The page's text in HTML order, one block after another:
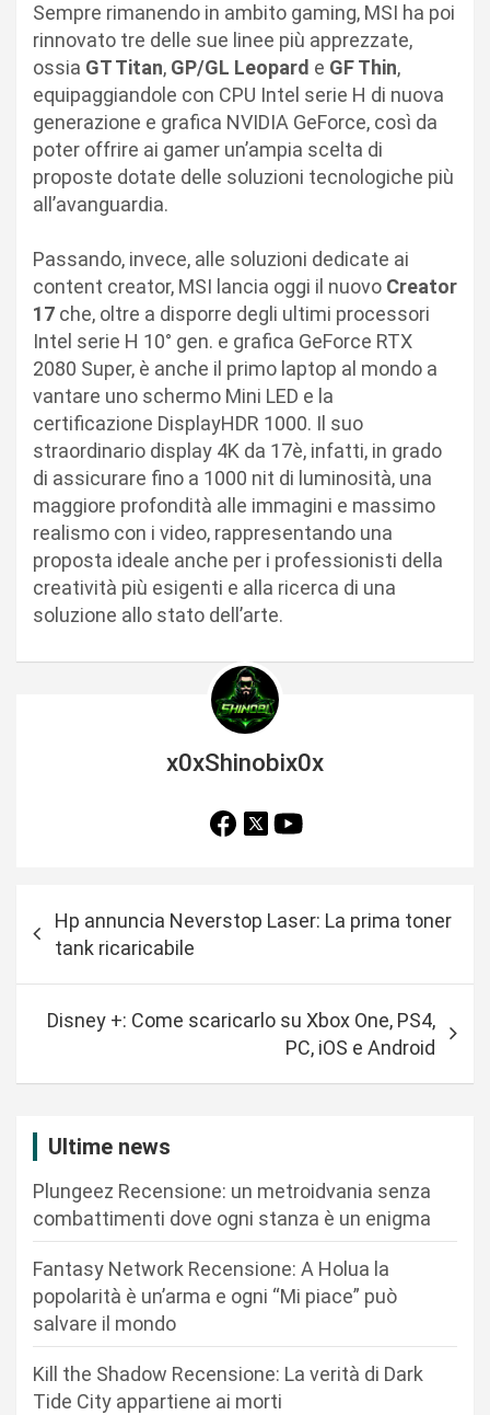
Sempre rimanendo in ambito gaming, MSI ha poi
rinnovato tre delle sue linee più apprezzate,
ossia GT Titan, GP/GL Leopard e GF Thin,
equipaggiandole con CPU Intel serie H di nuova
generazione e grafica NVIDIA GeForce, così da
poter offrire ai gamer un’ampia scelta di
proposte dotate delle soluzioni tecnologiche più
all’avanguardia.
Passando, invece, alle soluzioni dedicate ai
content creator, MSI lancia oggi il nuovo Creator
17 che, oltre a disporre degli ultimi processori
Intel serie H 10° gen. e grafica GeForce RTX
2080 Super, è anche il primo laptop al mondo a
vantare uno schermo Mini LED e la
certificazione DisplayHDR 1000. Il suo
straordinario display 4K da 17è, infatti, in grado
di assicurare fino a 1000 nit di luminosità, una
maggiore profondità alle immagini e massimo
realismo con i video, rappresentando una
proposta ideale anche per i professionisti della
creatività più esigenti e alla ricerca di una
soluzione allo stato dell’arte.
x0xShinobix0x
a
Hp annuncia Neverstop Laser: La prima toner
tank ricaricabile
Disney +: Come scaricarlo su Xbox One, PS4,
PC, iOS e Android
Ultime news
Plungeez Recensione: un metroidvania senza
combattimenti dove ogni stanza è un enigma
Fantasy Network Recensione: A Holua la
popolarità è un’arma e ogni “Mi piace” può
salvare il mondo
Kill the Shadow Recensione: La verità di Dark
Tide City appartiene ai morti